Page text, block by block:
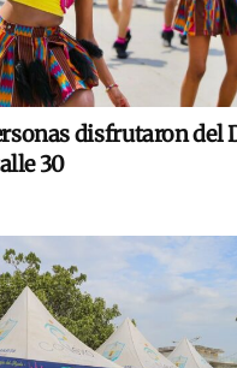
disfrutaron del
30